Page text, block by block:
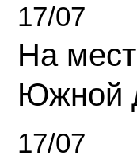
17/07
На
Южной
17/07